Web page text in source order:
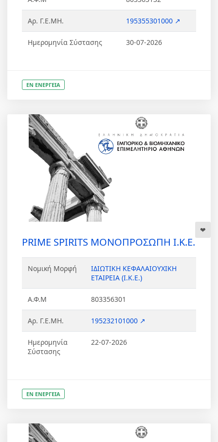
Αρ. Γ.Ε.ΜΗ. 195355301000 ↗
Ημερομηνία Σύστασης 30-07-2026
ΕΝ ΕΝΕΡΓΕΙΑ
PRIME SPIRITS ΜΟΝΟΠΡΟΣΩΠΗ Ι.Κ.Ε.
Νομική Μορφή
ΙΔΙΩΤΙΚΗ ΚΕΦΑΛΑΙΟΥΧΙΚΗ
ΕΤΑΙΡΕΙΑ (Ι.Κ.Ε.)
Α.Φ.Μ 803356301
Αρ. Γ.Ε.ΜΗ. 195232101000 ↗
Ημερομηνία
Σύστασης
22-07-2026
ΕΝ ΕΝΕΡΓΕΙΑ